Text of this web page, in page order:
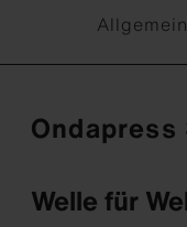
Nachhaltigkeit
Allgemein
Ondapress
Welle für